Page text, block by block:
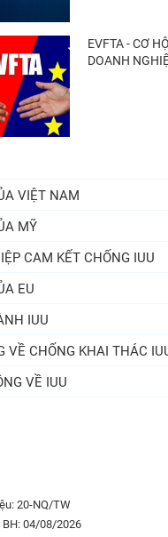
EVFTA - CƠ
DOANH
VIỆT NAM
MỸ
CAM KẾT CHỐNG IUU
EU
IUU
VỀ CHỐNG KHAI THÁC
VỀ IUU
20-NQ/TW
BH:04/08/2026